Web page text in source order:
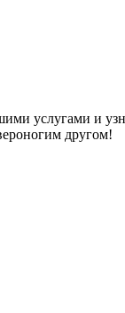
услугами и
другом!